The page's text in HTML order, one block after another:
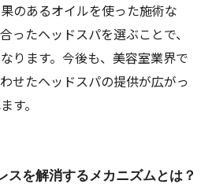
のあるオイルを使った施術な
ったヘッドスパを選ぶことで、
ります。今後も、美容室業界で
せたヘッドスパの提供が広がっ
す。
スを解消するメカニズムとは？